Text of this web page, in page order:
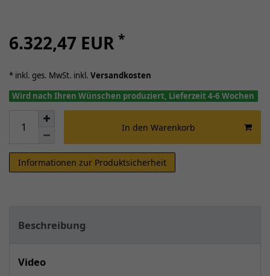
6.322,47 EUR *
* inkl. ges. MwSt. inkl. Versandkosten
Wird nach Ihren Wünschen produziert, Lieferzeit 4-6 Wochen
In den Warenkorb
Informationen zur Produktsicherheit
Beschreibung
Video